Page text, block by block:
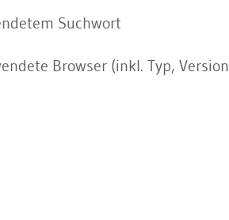
Suchwort
Browser (inkl. Typ,